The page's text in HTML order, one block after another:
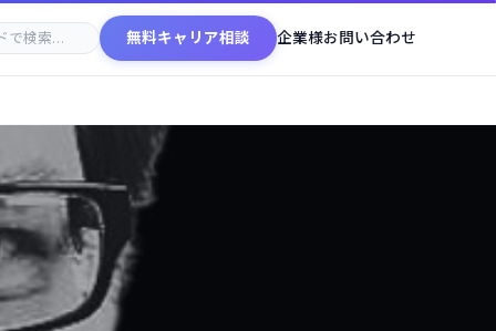
無料キャリア相談 企業様お問い合わせ